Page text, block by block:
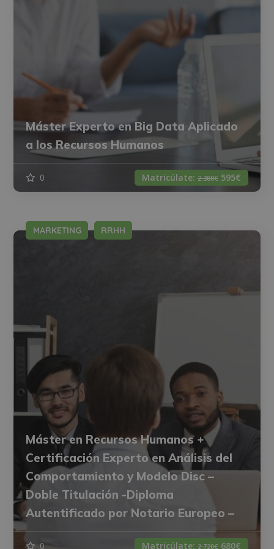
Máster Experto en Big Data Aplicado
a los Recursos Humanos
0 Matricúlate: 2.380€ 595€
MARKETING RRHH
Máster en Recursos Humanos +
Certificación Experto en Análisis del
Comportamiento y Modelo Disc –
Doble Titulación -Diploma
Autentificado por Notario Europeo –
0 Matricúlate: 2.720€ 680€